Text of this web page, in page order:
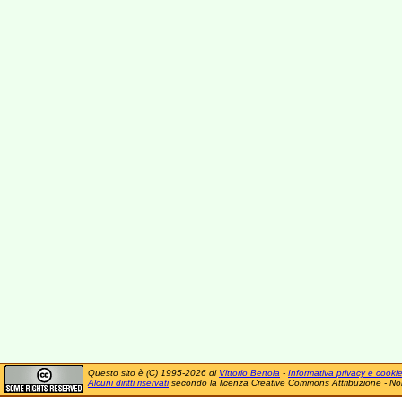
Questo sito è (C) 1995-2026 di Vittorio Bertola - Informativa privacy e cookie
Alcuni diritti riservatisecondo la licenza Creative Commons Attribuzione -